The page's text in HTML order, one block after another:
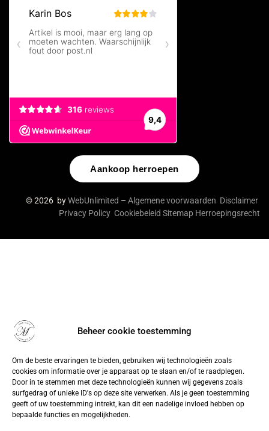
Beheer cookie toestemming
Om de beste ervaringen te bieden, gebruiken wij technologieën zoals
cookies om informatie over je apparaat op te slaan en/of te raadplegen.
Door in te stemmen met deze technologieën kunnen wij gegevens zoals
surfgedrag of unieke ID's op deze site verwerken. Als je geen toestemming
geeft of uw toestemming intrekt, kan dit een nadelige invloed hebben op
bepaalde functies en mogelijkheden.
Aankoop herroepen
© 2026 byWebUnlimited – Algemene voorwaarden Disclaimer
Privacy Policy Cookiebeleid Sitemap Herroepingsrecht